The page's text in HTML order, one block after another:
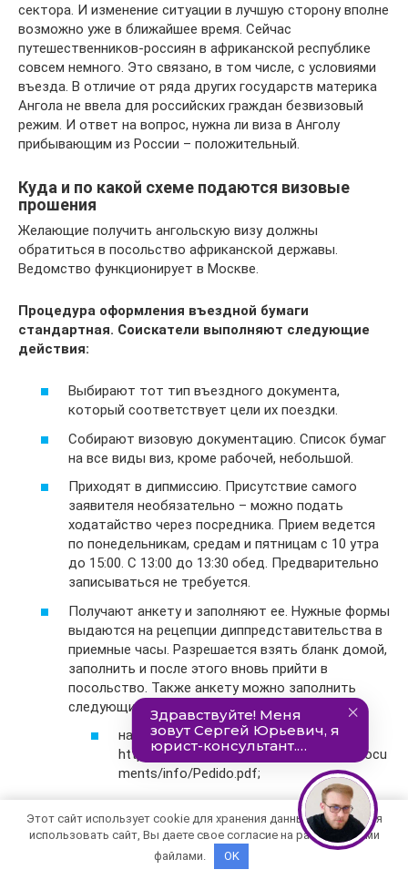
сектора. И изменение ситуации в лучшую сторону вполне
возможно уже в ближайшее время. Сейчас
путешественников-россиян в африканской республике
совсем немного. Это связано, в том числе, с условиями
въезда. В отличие от ряда других государств материка
Ангола не ввела для российских граждан безвизовый
режим. И ответ на вопрос, нужна ли виза в Анголу
прибывающим из России – положительный.
Куда и по какой схеме подаются визовые
прошения
Желающие получить ангольскую визу должны
обратиться в посольство африканской державы.
Ведомство функционирует в Москве.
Процедура оформления въездной бумаги
стандартная. Соискатели выполняют следующие
действия:
Выбирают тот тип въездного документа,
который соответствует цели их поездки.
Собирают визовую документацию. Список бумаг
на все виды виз, кроме рабочей, небольшой.
Приходят в дипмиссию. Присутствие самого
заявителя необязательно – можно подать
ходатайство через посредника. Прием ведется
по понедельникам, средам и пятницам с 10 утра
до 15:00. С 13:00 до 13:30 обед. Предварительно
записываться не требуется.
Получают анкету и заполняют ее. Нужные формы
выдаются на рецепции диппредставительства в
приемные часы. Разрешается взять бланк домой,
заполнить и после этого вновь прийти в
посольство. Также анкету можно заполнить
следующими способами:
на компьютере по ссылке
https://angolarussia.ru/images/stories/docu
ments/info/Pedido.pdf;
от руки
https://angolarussia.ru/images/stories/docu
ments/info/pedido-print.pdf (распечатать
и внести требуемые сведения).
Этот сайт использует cookie для хранения данных. Продолжая
использовать сайт, Вы даете свое согласие на работу с этими
файлами.
OK